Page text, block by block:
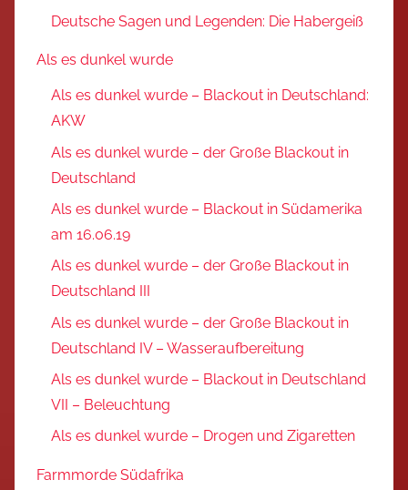
Deutsche Sagen und Legenden: Die Habergeiß
Als es dunkel wurde
Als es dunkel wurde – Blackout in Deutschland:
AKW
Als es dunkel wurde – der Große Blackout in
Deutschland
Als es dunkel wurde – Blackout in Südamerika
am 16.06.19
Als es dunkel wurde – der Große Blackout in
Deutschland III
Als es dunkel wurde – der Große Blackout in
Deutschland IV – Wasseraufbereitung
Als es dunkel wurde – Blackout in Deutschland
VII – Beleuchtung
Als es dunkel wurde – Drogen und Zigaretten
Farmmorde Südafrika